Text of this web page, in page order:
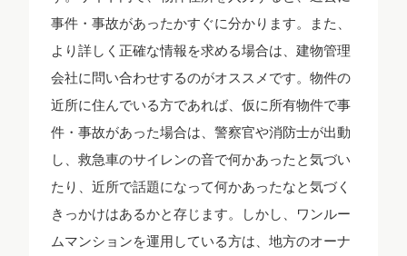
事件・事故があったかすぐに分かります。また、
より詳しく正確な情報を求める場合は、建物管理
会社に問い合わせするのがオススメです。物件の
近所に住んでいる方であれば、仮に所有物件で事
件・事故があった場合は、警察官や消防士が出動
し、救急車のサイレンの音で何かあったと気づい
たり、近所で話題になって何かあったなと気づく
きっかけはあるかと存じます。しかし、ワンルー
ムマンションを運用している方は、地方のオーナ